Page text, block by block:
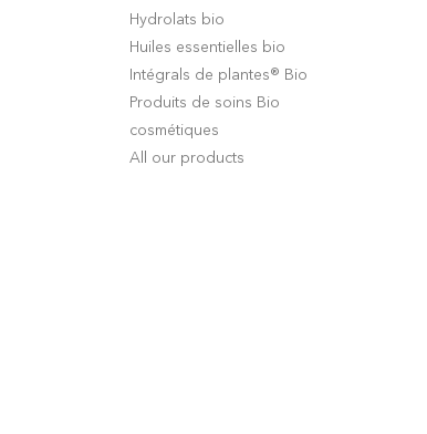
Hydrolats bio
Huiles essentielles bio
Intégrals de plantes® Bio
Produits de soins Bio
cosmétiques
All our products